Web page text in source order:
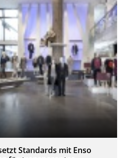
Standards mit Enso